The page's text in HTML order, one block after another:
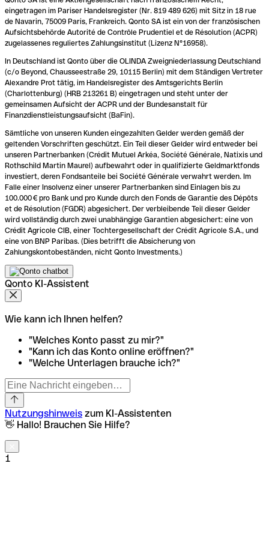
eingetragen im Pariser Handelsregister (Nr. 819 489 626) mit Sitz in 18 rue
de Navarin, 75009 Paris, Frankreich. Qonto SA ist ein von der französischen
Aufsichtsbehörde Autorité de Contrôle Prudentiel et de Résolution (ACPR)
zugelassenes reguliertes Zahlungsinstitut (Lizenz N°16958).
In Deutschland ist Qonto über die OLINDA Zweigniederlassung Deutschland
(c/o Beyond, Chausseestraße 29, 10115 Berlin) mit dem Ständigen Vertreter
Alexandre Prot tätig, im Handelsregister des Amtsgerichts Berlin
(Charlottenburg) (HRB 213261 B) eingetragen und steht unter der
gemeinsamen Aufsicht der ACPR und der Bundesanstalt für
Finanzdienstleistungsaufsicht (BaFin).
Sämtliche von unseren Kunden eingezahlten Gelder werden gemäß der
geltenden Vorschriften geschützt. Ein Teil dieser Gelder wird entweder bei
unseren Partnerbanken (Crédit Mutuel Arkéa, Société Générale, Natixis und
Rothschild Martin Maurel) aufbewahrt oder in qualifizierte Geldmarktfonds
investiert, deren Fondsanteile bei Société Générale verwahrt werden. Im
Falle einer Insolvenz einer unserer Partnerbanken sind Einlagen bis zu
100.000 € pro Bank und pro Kunde durch den Fonds de Garantie des Dépôts
et de Résolution (FGDR) abgesichert. Der verbleibende Teil dieser Gelder
wird vollständig durch zwei unabhängige Garantien abgesichert: eine von
Crédit Agricole CIB, einer Tochtergesellschaft der Crédit Agricole S.A., und
eine von BNP Paribas. (Dies betrifft die Absicherung von
Zahlungskontobeständen, nicht Qonto Investments.)
Qonto KI-Assistent
Wie kann ich Ihnen helfen?
"Welches Konto passt zu mir?"
"Kann ich das Konto online eröffnen?"
"Welche Unterlagen brauche ich?"
Nutzungshinweis zum KI-Assistenten
👋 Hallo! Brauchen Sie Hilfe?
1